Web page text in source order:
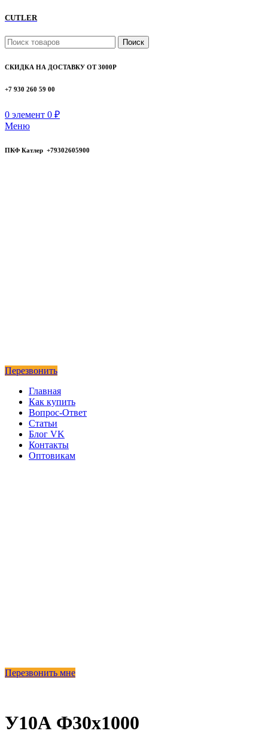
CUTLER
Поиск
СКИДКА НА ДОСТАВКУ ОТ 3000Р
+7 930 260 59 00
0 элемент 0 ₽
Меню
ПКФ Катлер +79302605900
Перезвонить
Главная
Как купить
Вопрос-Ответ
Статьи
Блог VK
Контакты
Оптовикам
Перезвонить мне
У10А Ф30х1000